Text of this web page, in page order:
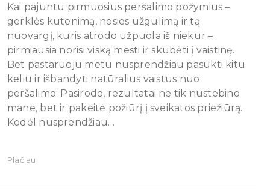
Kai pajuntu pirmuosius peršalimo požymius –
gerklės kutenimą, nosies užgulimą ir tą
nuovargį, kuris atrodo užpuola iš niekur –
pirmiausia norisi viską mesti ir skubėti į vaistinę.
Bet pastaruoju metu nusprendžiau pasukti kitu
keliu ir išbandyti natūralius vaistus nuo
peršalimo. Pasirodo, rezultatai ne tik nustebino
mane, bet ir pakeitė požiūrį į sveikatos priežiūrą.
Kodėl nusprendžiau…
Plačiau